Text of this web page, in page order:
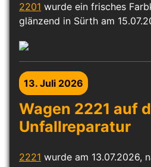
2201 wurde ein frisches
glänzend in Sürth am
13. Juli 2026
Wagen 2221 auf
Unfallreparatur
2221 wurde am 13.07.2026,